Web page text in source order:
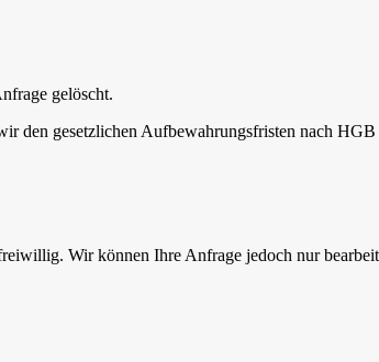
gelöscht.
den gesetzlichen Aufbewahrungsfristen nach
Wir können Ihre Anfrage jedoch nur